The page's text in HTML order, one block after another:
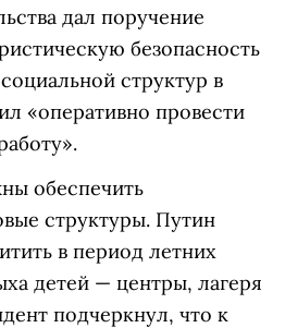
дал поручение
безопасность
структур в
«оперативно провести
обеспечить
структуры. Путин
в период летних
детей — центры, лагеря
подчеркнул, что к